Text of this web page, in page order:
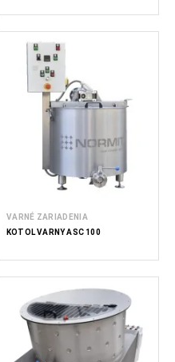
VARNÉ ZARIADENIA
KOTOL VARNÝ ASC 100